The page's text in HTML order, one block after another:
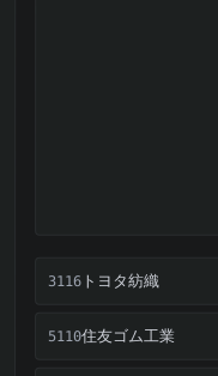
3116 トヨタ紡織
5110住友ゴム工業